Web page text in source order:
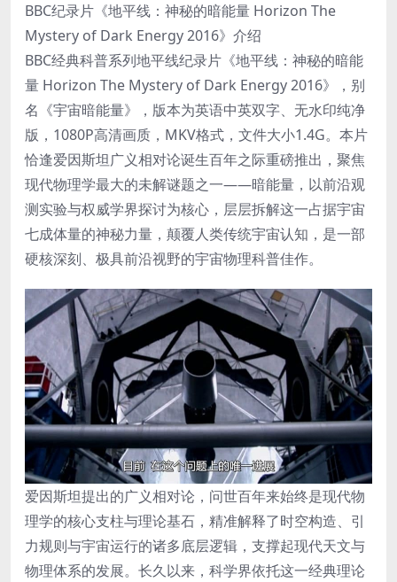
BBC纪录片《地平线：神秘的暗能量 Horizon The
Mystery of Dark Energy 2016》介绍
BBC经典科普系列地平线纪录片《地平线：神秘的暗能
量 Horizon The Mystery of Dark Energy 2016》，别
名《宇宙暗能量》，版本为英语中英双字、无水印纯净
版，1080P高清画质，MKV格式，文件大小1.4G。本片
恰逢爱因斯坦广义相对论诞生百年之际重磅推出，聚焦
现代物理学最大的未解谜题之一——暗能量，以前沿观
测实验与权威学界探讨为核心，层层拆解这一占据宇宙
七成体量的神秘力量，颠覆人类传统宇宙认知，是一部
硬核深刻、极具前沿视野的宇宙物理科普佳作。
爱因斯坦提出的广义相对论，问世百年来始终是现代物
理学的核心支柱与理论基石，精准解释了时空构造、引
力规则与宇宙运行的诸多底层逻辑，支撑起现代天文与
物理体系的发展。长久以来，科学界依托这一经典理论